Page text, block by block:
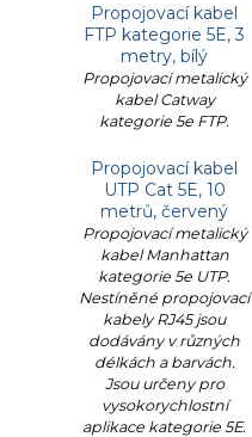
Propojovací kabel
FTP kategorie 5E, 3
metry, bílý
Propojovací metalický
kabel Catway
kategorie 5e FTP.
Propojovací kabel
UTP Cat 5E, 10
metrů, červený
Propojovací metalický
kabel Manhattan
kategorie 5e UTP.
Nestíněné propojovací
kabely RJ45 jsou
dodávány v různých
délkách a barvách.
Jsou určeny pro
vysokorychlostní
aplikace kategorie 5E.